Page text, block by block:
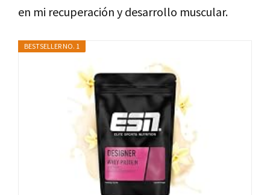
en mi recuperación y desarrollo muscular.
BESTSELLER NO. 1